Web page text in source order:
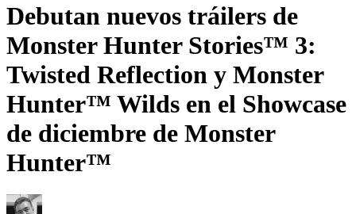
Debutan nuevos tráilers de
Monster Hunter Stories™ 3:
Twisted Reflection y Monster
Hunter™ Wilds en el Showcase
de diciembre de Monster
Hunter™